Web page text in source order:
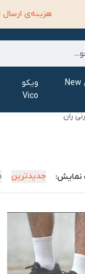
هزینه‌ی ارسال
نیو بالانس New
ویکو
Vico
نمایش: جدیدترین